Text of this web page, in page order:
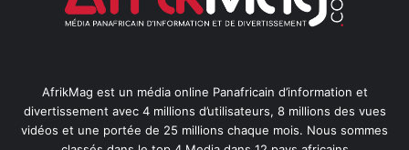
AfrikMag est un média online Panafricain d’information et
divertissement avec 4 millions d’utilisateurs, 8 millions des vues
vidéos et une portée de 25 millions chaque mois. Nous sommes